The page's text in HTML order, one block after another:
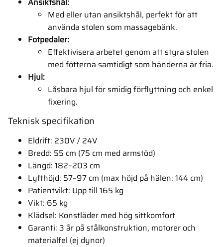
Med eller utan ansiktshål, perfekt för att
använda stolen som massagebänk.
Fotpedaler:
Effektivisera arbetet genom att styra stolen
med fötterna samtidigt som händerna är fria.
Hjul:
Låsbara hjul för smidig förflyttning och enkel
fixering.
Teknisk specifikation
Eldrift: 230V / 24V
Bredd: 55 cm (75 cm med armstöd)
Längd: 182–203 cm
Lyfthöjd: 57–97 cm (max höjd på hälen: 144 cm)
Patientvikt: Upp till 165 kg
Vikt: 65 kg
Klädsel: Konstläder med hög sittkomfort
Garanti: 3 år på stålkonstruktion, motorer och
materialfel (ej dynor)